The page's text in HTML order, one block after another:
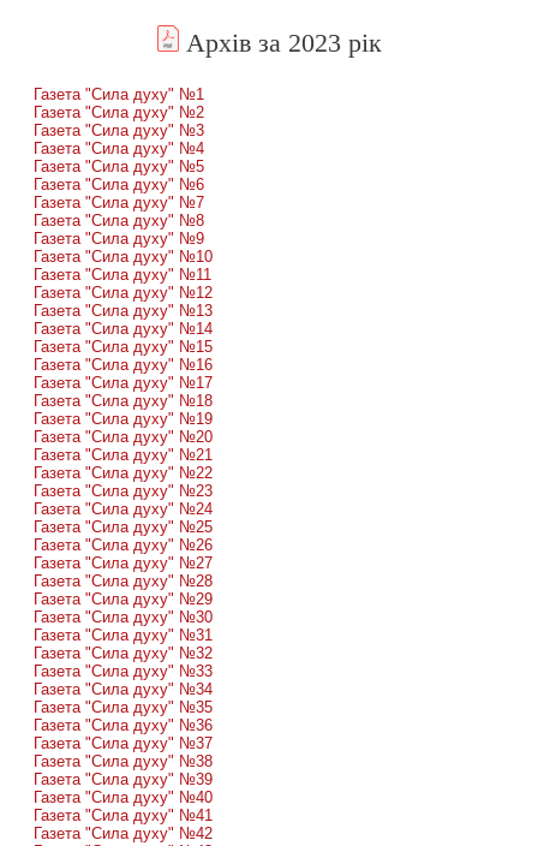
Архів за 2023 рік
Газета "Сила духу" №1
Газета "Сила духу" №2
Газета "Сила духу" №3
Газета "Сила духу" №4
Газета "Сила духу" №5
Газета "Сила духу" №6
Газета "Сила духу" №7
Газета "Сила духу" №8
Газета "Сила духу" №9
Газета "Сила духу" №10
Газета "Сила духу" №11
Газета "Сила духу" №12
Газета "Сила духу" №13
Газета "Сила духу" №14
Газета "Сила духу" №15
Газета "Сила духу" №16
Газета "Сила духу" №17
Газета "Сила духу" №18
Газета "Сила духу" №19
Газета "Сила духу" №20
Газета "Сила духу" №21
Газета "Сила духу" №22
Газета "Сила духу" №23
Газета "Сила духу" №24
Газета "Сила духу" №25
Газета "Сила духу" №26
Газета "Сила духу" №27
Газета "Сила духу" №28
Газета "Сила духу" №29
Газета "Сила духу" №30
Газета "Сила духу" №31
Газета "Сила духу" №32
Газета "Сила духу" №33
Газета "Сила духу" №34
Газета "Сила духу" №35
Газета "Сила духу" №36
Газета "Сила духу" №37
Газета "Сила духу" №38
Газета "Сила духу" №39
Газета "Сила духу" №40
Газета "Сила духу" №41
Газета "Сила духу" №42